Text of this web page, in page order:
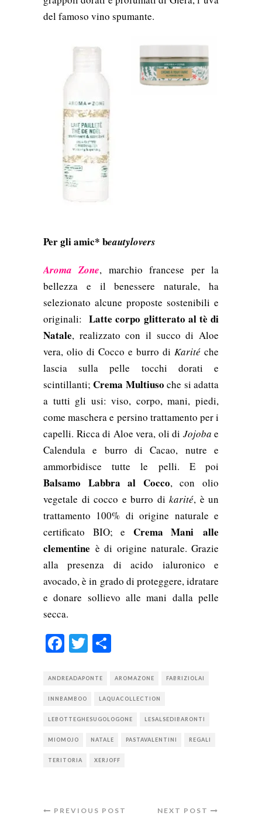
del famoso vino spumante.
Per gli amic* beautylovers
Aroma Zone, marchio francese per la
bellezza e il benessere naturale, ha
selezionato alcune proposte sostenibili e
originali:Latte corpo glitterato al tè di
Natale, realizzato con il succo di Aloe
vera, olio di Cocco e burro di Karité che
lascia sulla pelle tocchi dorati e
scintillanti;Crema Multiuso che si adatta
a tutti gli usi: viso, corpo, mani, piedi,
come maschera e persino trattamento per i
capelli. Ricca di Aloe vera, oli di Jojoba e
Calendula e burro di Cacao, nutre e
ammorbidisce tutte le pelli. E poi
Balsamo Labbra al Cocco, con olio
vegetale di cocco e burro di karité, è un
trattamento 100% di origine naturale e
certificato BIO; e Crema Mani alle
clementine è di origine naturale. Grazie
alla presenza di acido ialuronico e
avocado, è in grado di proteggere, idratare
e donare sollievo alle mani dalla pelle
secca.
Facebook
Twitter
ANDREADAPONTE AROMAZONE FABRIZIOLAI
INNBAMBOO LAQUACOLLECTION
LEBOTTEGHESUGOLOGONE LESALSEDIBARONTI
MIOMOJO NATALE PASTAVALENTINI REGALI
TERITORIA XERJOFF
PREVIOUS POST NEXT POST